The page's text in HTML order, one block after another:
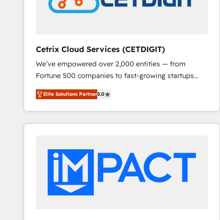
Cetrix Cloud Services (CETDIGIT)
We’ve empowered over 2,000 entities — from
Fortune 500 companies to fast-growing startups
and nonprofits — to streamline operations, scale
revenue, and unlock the full potential of HubSpot.
With deep technical and industry expertise, we fuse
automation, integration, and AI innovation to deliver
Sales, Service, Marketing & Content Hubs • AI voice
and chat agents, predictive automation, and smart
workflows • Salesforce + HubSpot integration •
RevOps and AI-driven sales enablement • Website
Elite Solutions Partner5.0